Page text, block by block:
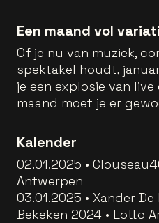
Een maand vol
Of je nu van muziek,
spektakel houdt,
je een explosie van
maand moet je er
Kalender
02.01.2025 •
Antwerpen
03.01.2025 • Xander
Bekeken 2024 • Lotto